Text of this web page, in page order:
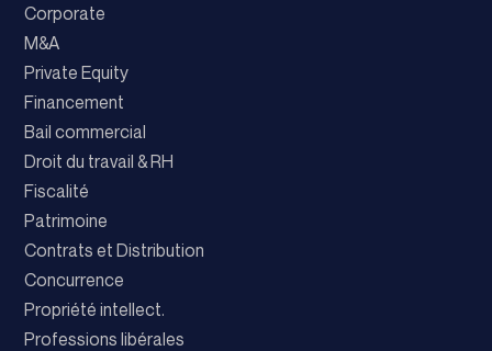
Corporate
M&A
Private Equity
Financement
Bail commercial
Droit du travail & RH
Fiscalité
Patrimoine
Contrats et Distribution
Concurrence
Propriété intellect.
Professions libérales